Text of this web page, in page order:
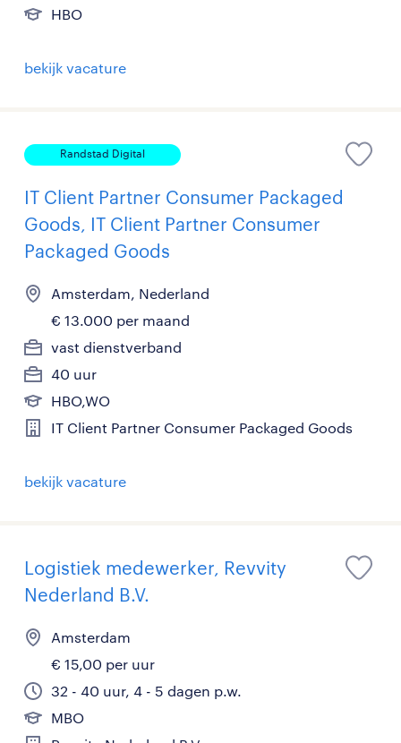
HBO
bekijk vacature
Randstad Digital
IT Client Partner Consumer Packaged
Goods, IT Client Partner Consumer
Packaged Goods
Amsterdam, Nederland
€ 13.000 per maand
vast dienstverband
40 uur
HBO,WO
IT Client Partner Consumer Packaged Goods
bekijk vacature
Logistiek medewerker, Revvity
Nederland B.V.
Amsterdam
€ 15,00 per uur
32 - 40 uur, 4 - 5 dagen p.w.
MBO